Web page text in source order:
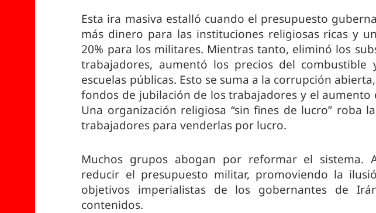
Esta ira masiva estalló cuando el presupuesto
más dinero para las instituciones religiosas ricas y
20% para los militares. Mientras tanto, eliminó los
trabajadores, aumentó los precios del combustible
escuelas públicas. Esto se suma a la corrupción
fondos de jubilación de los trabajadores y el aumento
Una organización religiosa “sin fines de lucro” roba
trabajadores para venderlas por lucro.
Muchos grupos abogan por reformar el sistema.
reducir el presupuesto militar, promoviendo la
objetivos imperialistas de los gobernantes de
contenidos.